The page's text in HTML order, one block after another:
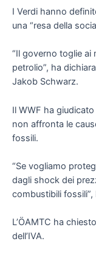
I Verdi hanno
una “resa della
“Il governo toglie ai
petrolio”, ha
Jakob Schwarz.
Il WWF ha
non affronta le
fossili.
“Se vogliamo
dagli shock dei
combustibili
L’ÖAMTC ha
dell’IVA.